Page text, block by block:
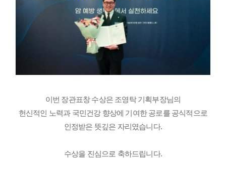
이번 장관표창 수상은 조영탁 기획부장님의
헌신적인 노력과 국민건강 향상에 기여한 공로를 공식적으로
인정받은 뜻깊은 자리였습니다.
수상을 진심으로 축하드립니다.